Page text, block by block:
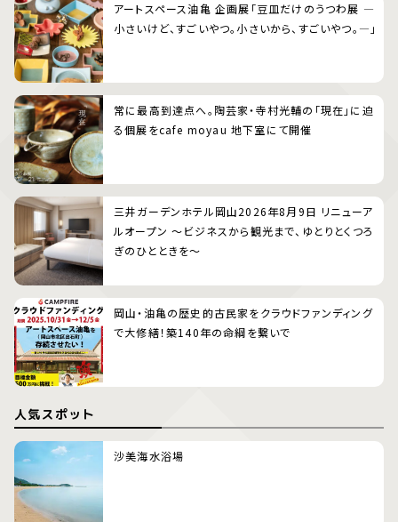
アートスペース油亀 企画展「豆皿だけのうつわ展 ―
小さいけど、すごいやつ。小さいから、すごいやつ。―」
常に最高到達点へ。陶芸家・寺村光輔の「現在」に迫
る個展をcafe moyau 地下室にて開催
三井ガーデンホテル岡山2026年8月9日 リニューア
ルオープン 〜ビジネスから観光まで、ゆとりとくつろ
ぎのひとときを〜
岡山・油亀の歴史的古民家をクラウドファンディング
で大修繕！築140年の命綱を繋いで
人気スポット
沙美海水浴場